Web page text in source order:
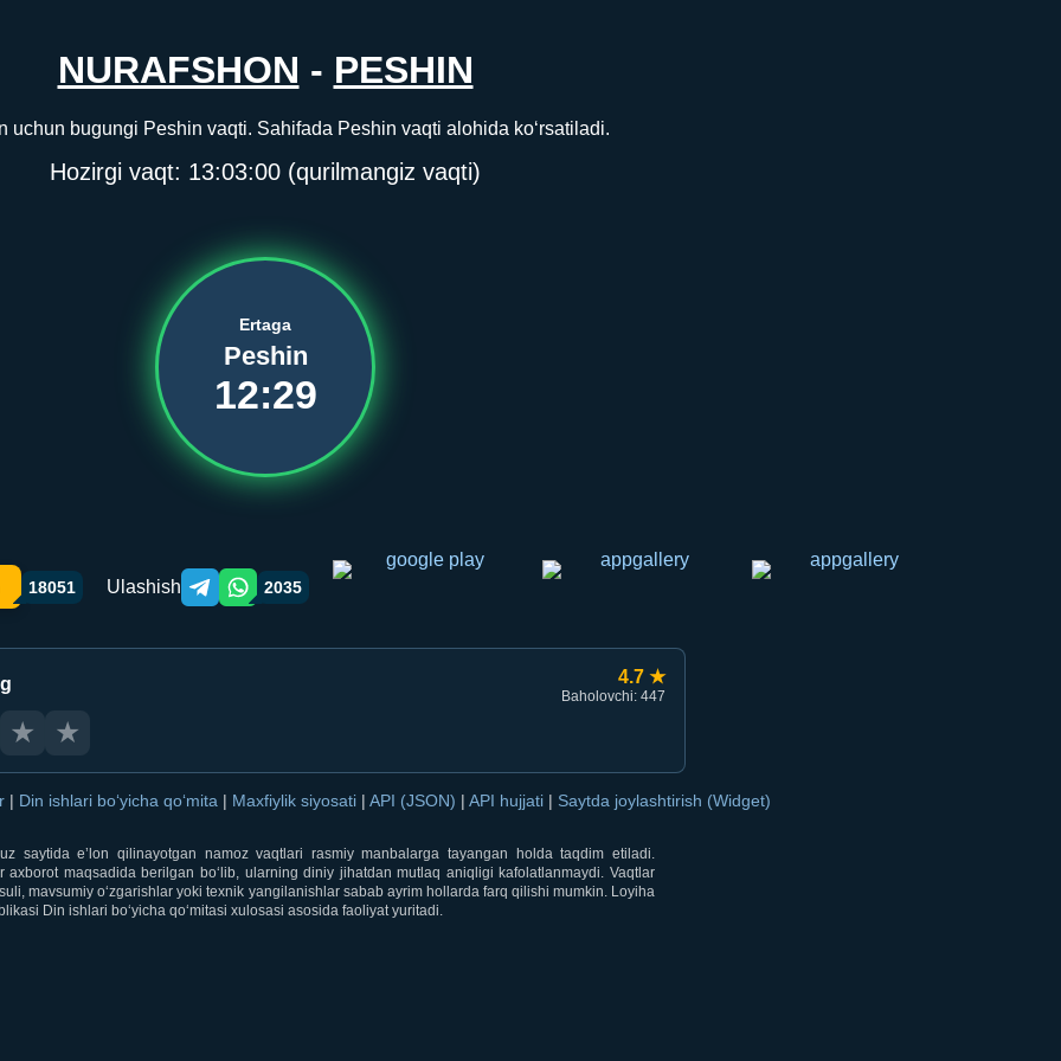
NURAFSHON - PESHIN
uchun bugungi Peshin vaqti. Sahifada Peshin vaqti alohida ko‘rsatiladi.
Hozirgi vaqt: 13:03:00 (qurilmangiz vaqti)
Ertaga
Peshin
12:29
18051 Ulashish Telegram orqali ulashish
WhatsApp orqali ulashish
2035
4.7 ★
Baholovchi: 447
★ ★
| Din ishlari bo‘yicha qo‘mita | Maxfiylik siyosati | API (JSON) | API hujjati | Saytda joylashtirish (Widget)
saytida e’lon qilinayotgan namoz vaqtlari rasmiy manbalarga tayangan holda taqdim etiladi.
axborot maqsadida berilgan bo‘lib, ularning diniy jihatdan mutlaq aniqligi kafolatlanmaydi. Vaqtlar
mavsumiy o‘zgarishlar yoki texnik yangilanishlar sabab ayrim hollarda farq qilishi mumkin. Loyiha
Din ishlari bo‘yicha qo‘mitasi xulosasi asosida faoliyat yuritadi.